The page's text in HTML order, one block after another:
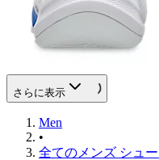
さらに表示
Men
•
全てのメンズ シュ